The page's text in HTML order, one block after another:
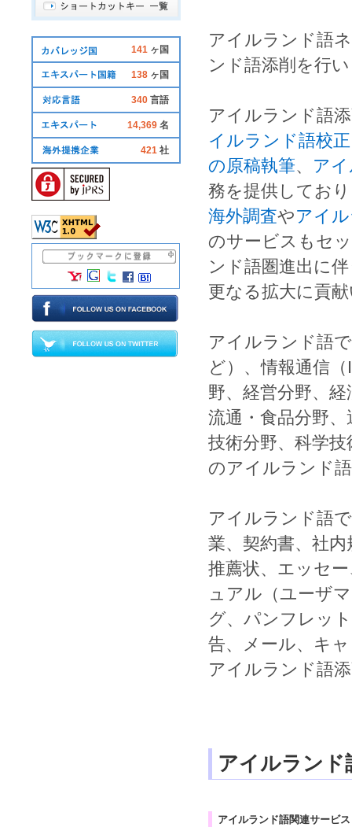
アイルランド語
ンド語添削 を行
アイルランド語
イルランド語校正
の原稿執筆、 ア
務を提供してお
海外調査やアイ
のサービスもセ
ンド語圏進出 に
更なる拡大に貢
アイルランド語
ど）、情報通信 （
野、 経営分野、 経
流通 ・ 食品分野、
技術分野、 科学技
のアイルランド
アイルランド語
業、 契約書、 社内
推薦状、 エッセー
ュアル （ユーザ
グ、 パンフレット
告、 メール、 キ
アイルランド語
アイルランド
アイルランド語関連サービス
141 ヶ国
138 ヶ国
340 言語
14,369 名
421 社